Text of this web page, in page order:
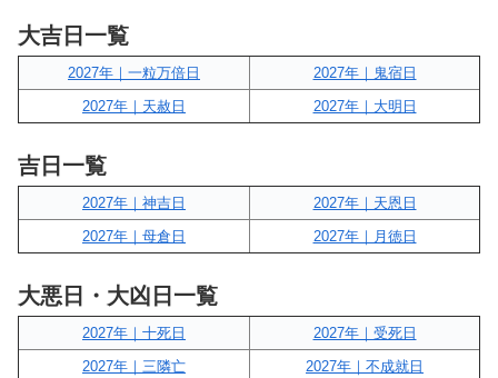
大吉日一覧
2027年｜一粒万倍日
2027年｜鬼宿日
2027年｜天赦日
2027年｜大明日
吉日一覧
2027年｜神吉日
2027年｜天恩日
2027年｜母倉日
2027年｜月徳日
大悪日・大凶日一覧
2027年｜十死日
2027年｜受死日
2027年｜三隣亡
2027年｜不成就日